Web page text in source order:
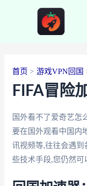
首页 游戏VPN回国
FIFA冒险
国外看不了爱奇艺怎
要在国外观看中国内
讯视频等,往往会遇
些技术手段,您仍然可